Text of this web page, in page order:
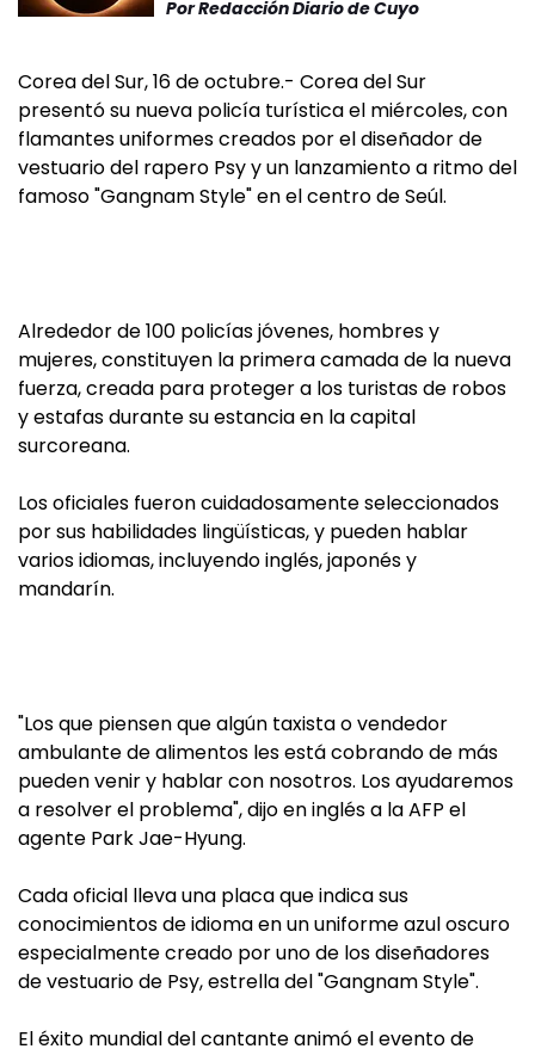
PorRedacción Diario de Cuyo
Corea del Sur, 16 de octubre.- Corea del Sur
presentó su nueva policía turística el miércoles, con
flamantes uniformes creados por el diseñador de
vestuario del rapero Psy y un lanzamiento a ritmo del
famoso "Gangnam Style" en el centro de Seúl.
Alrededor de 100 policías jóvenes, hombres y
mujeres, constituyen la primera camada de la nueva
fuerza, creada para proteger a los turistas de robos
y estafas durante su estancia en la capital
surcoreana.
Los oficiales fueron cuidadosamente seleccionados
por sus habilidades lingüísticas, y pueden hablar
varios idiomas, incluyendo inglés, japonés y
mandarín.
"Los que piensen que algún taxista o vendedor
ambulante de alimentos les está cobrando de más
pueden venir y hablar con nosotros. Los ayudaremos
a resolver el problema", dijo en inglés a la AFP el
agente Park Jae-Hyung.
Cada oficial lleva una placa que indica sus
conocimientos de idioma en un uniforme azul oscuro
especialmente creado por uno de los diseñadores
de vestuario de Psy, estrella del "Gangnam Style".
El éxito mundial del cantante animó el evento de